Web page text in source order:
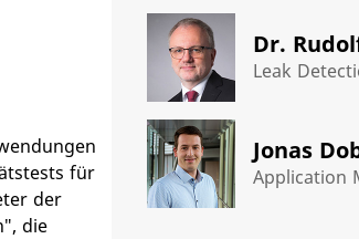
für
der
die
Dr.
Leak
Jonas
Application